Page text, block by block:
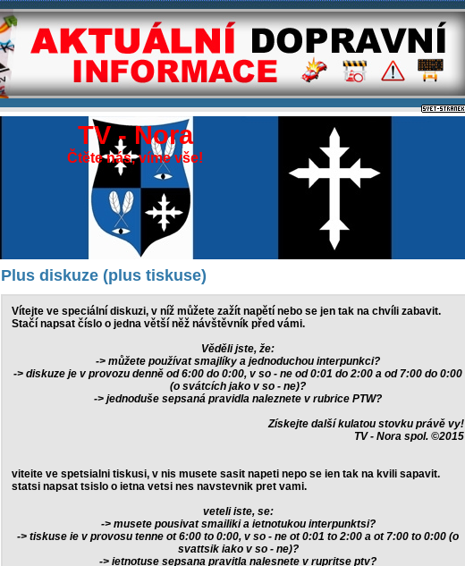
TV - Nora
Čtěte nás, víme vše!
Plus diskuze (plus tiskuse)
Vítejte ve speciální diskuzi, v níž můžete zažít napětí nebo se jen tak na chvíli zabavit.
Stačí napsat číslo o jedna větší něž návštěvník před vámi.
Věděli jste, že:
-> můžete používat smajlíky a jednoduchou interpunkci?
-> diskuze je v provozu denně od 6:00 do 0:00, v so - ne od 0:01 do 2:00 a od 7:00 do 0:00
(o svátcích jako v so - ne)?
-> jednoduše sepsaná pravidla naleznete v rubrice PTW?
Získejte další kulatou stovku právě vy!
TV - Nora spol. ©2015
viteite ve spetsialni tiskusi, v nis musete sasit napeti nepo se ien tak na kvili sapavit.
statsi napsat tsislo o ietna vetsi nes navstevnik pret vami.
veteli iste, se:
-> musete pousivat smailiki a ietnotukou interpunktsi?
-> tiskuse ie v provosu tenne ot 6:00 to 0:00, v so - ne ot 0:01 to 2:00 a ot 7:00 to 0:00 (o
svattsik iako v so - ne)?
-> ietnotuse sepsana pravitla nalesnete v rupritse ptv?